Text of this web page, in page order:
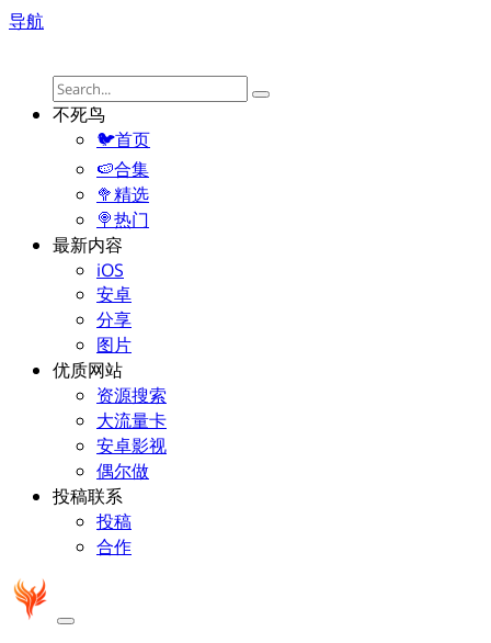
导航
不死鸟
🐦首页
🍉合集
🥦精选
🍭热门
最新内容
iOS
安卓
分享
图片
优质网站
资源搜索
大流量卡
安卓影视
偶尔做
投稿联系
投稿
合作